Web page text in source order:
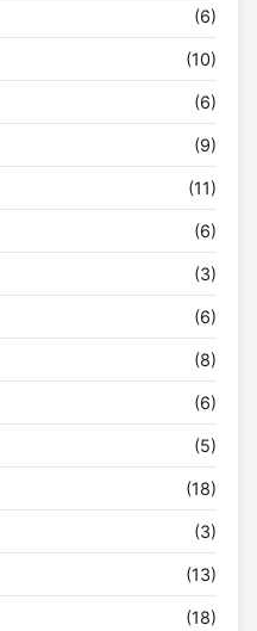
(6)
(10)
(6)
(9)
(11)
(6)
(3)
(6)
(8)
(6)
(5)
(18)
(3)
(13)
(18)